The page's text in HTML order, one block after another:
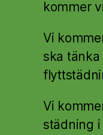
kommer
Vi
ska
Vi
städning